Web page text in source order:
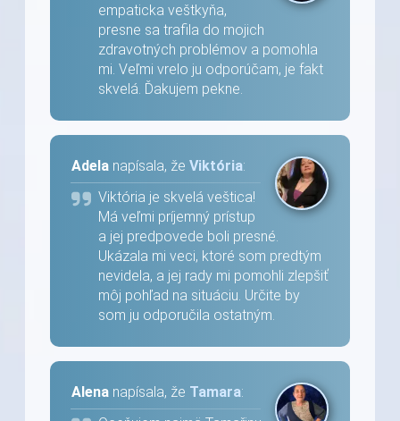
empaticka veštkyňa,
presne sa trafila do mojich
zdravotných problémov a pomohla
mi. Veľmi vrelo ju odporúčam, je fakt
skvelá. Ďakujem pekne.
Adela napísala, že Viktória:
Viktória je skvelá veštica!
Má veľmi príjemný prístup
a jej predpovede boli presné.
Ukázala mi veci, ktoré som predtým
nevidela, a jej rady mi pomohli zlepšiť
môj pohľad na situáciu. Určite by
som ju odporučila ostatným.
Alena napísala, že Tamara: